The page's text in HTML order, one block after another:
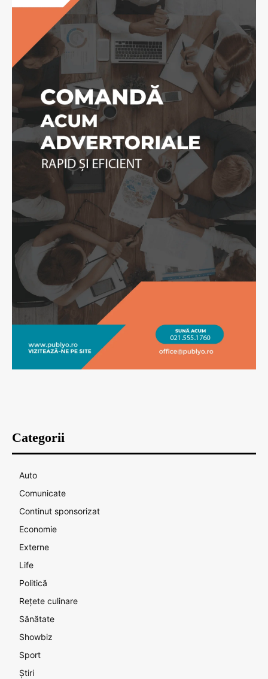
Categorii
Auto
Comunicate
Continut sponsorizat
Economie
Externe
Life
Politică
Rețete culinare
Sănătate
Showbiz
Sport
Știri